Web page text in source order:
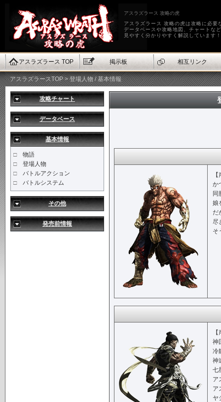
アスラズラース 攻略の虎
アスラズラース 攻略の虎は攻略に必要
データベースや攻略地図、チャートな
見やすく分かりやすく解説しています！
アスラズラースTOP> 登場人物 / 基本情報
攻略チャート
データベース
基本情報
□ 物語
□ 登場人物
□ バトルアクション
□ バトルシステム
その他
発売前情報
か
同
娘
だ
尽
そ
神
冷
神
七
ア
ア
ヤ
アスラズラース TOP 掲示板 相互リンク